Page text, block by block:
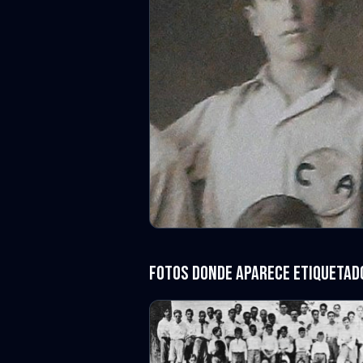
Fotos donde aparece